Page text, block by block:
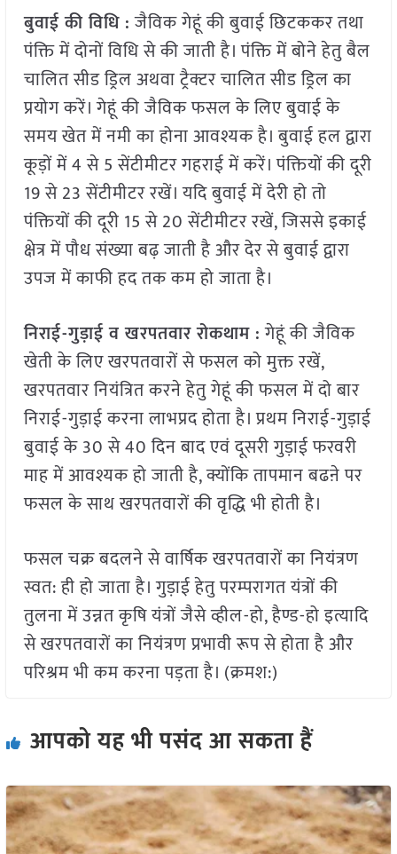
बुवाई की विधि :जैविक गेहूं की बुवाई छिटककर तथा
पंक्ति में दोनों विधि से की जाती है। पंक्ति में बोने हेतु बैल
चालित सीड ड्रिल अथवा ट्रैक्टर चालित सीड ड्रिल का
प्रयोग करें। गेहूं की जैविक फसल के लिए बुवाई के
समय खेत में नमी का होना आवश्यक है। बुवाई हल द्वारा
कूड़ों में 4 से 5 सेंटीमीटर गहराई में करें। पंक्तियों की दूरी
19 से 23 सेंटीमीटर रखें। यदि बुवाई में देरी हो तो
पंक्तियों की दूरी 15 से 20 सेंटीमीटर रखें, जिससे इकाई
क्षेत्र में पौध संख्या बढ़ जाती है और देर से बुवाई द्वारा
उपज में काफी हद तक कम हो जाता है।
निराई-गुड़ाई व खरपतवार रोकथाम :गेहूं की जैविक
खेती के लिए खरपतवारों से फसल को मुक्त रखें,
खरपतवार नियंत्रित करने हेतु गेहूं की फसल में दो बार
निराई-गुड़ाई करना लाभप्रद होता है। प्रथम निराई-गुड़ाई
बुवाई के 30 से 40 दिन बाद एवं दूसरी गुड़ाई फरवरी
माह में आवश्यक हो जाती है, क्योंकि तापमान बढऩे पर
फसल के साथ खरपतवारों की वृद्धि भी होती है।
फसल चक्र बदलने से वार्षिक खरपतवारों का नियंत्रण
स्वत: ही हो जाता है। गुड़ाई हेतु परम्परागत यंत्रों की
तुलना में उन्नत कृषि यंत्रों जैसे व्हील-हो, हैण्ड-हो इत्यादि
से खरपतवारों का नियंत्रण प्रभावी रूप से होता है और
परिश्रम भी कम करना पड़ता है। (क्रमश:)
आपको यह भी पसंद आ सकता हैं